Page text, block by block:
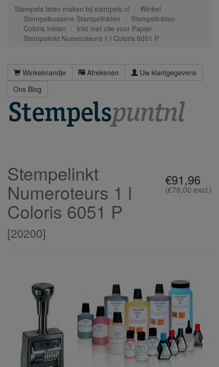
Stempels laten maken bij stempels.nl
Winkel
Stempelkussens Stempelinkten
Stempelinkten
Coloris Inkten
Inkt met olie voor Papier
Stempelinkt Numeroteurs 1 l Coloris 6051 P
Winkelmandje Afrekenen
Uw klantgegevens
Ons Blog
€91,96
(€76,00 excl.)
Stempelinkt
Numeroteurs 1 l
Coloris 6051 P
[20200]